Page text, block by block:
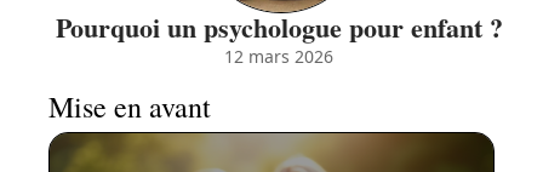
Pourquoi un psychologue pour enfant ?
12 mars 2026
Mise en avant